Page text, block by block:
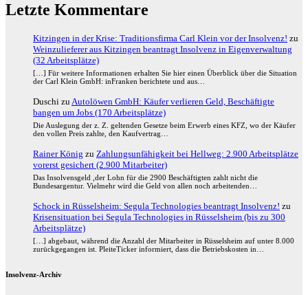
Letzte Kommentare
Kitzingen in der Krise: Traditionsfirma Carl Klein vor der Insolvenz! zu
Weinzulieferer aus Kitzingen beantragt Insolvenz in Eigenverwaltung
(32 Arbeitsplätze)
[…] Für weitere Informationen erhalten Sie hier einen Überblick über die Situation
der Carl Klein GmbH: inFranken berichtete und aus…
Duschi zuAutolöwen GmbH: Käufer verlieren Geld, Beschäftigte
bangen um Jobs (170 Arbeitsplätze)
Die Auslegung der z. Z. geltenden Gesetze beim Erwerb eines KFZ, wo der Käufer
den vollen Preis zahlte, den Kaufvertrag…
Rainer König zu Zahlungsunfähigkeit bei Hellweg: 2.900 Arbeitsplätze
vorerst gesichert (2.900 Mitarbeiter)
Das Insolvensgeld ,der Lohn für die 2900 Beschäftigten zahlt nicht die
Bundesargentur. Vielmehr wird die Geld von allen noch arbeitenden…
Schock in Rüsselsheim: Segula Technologies beantragt Insolvenz! zu
Krisensituation bei Segula Technologies in Rüsselsheim (bis zu 300
Arbeitsplätze)
[…] abgebaut, während die Anzahl der Mitarbeiter in Rüsselsheim auf unter 8.000
zurückgegangen ist. PleiteTicker informiert, dass die Betriebskosten in…
Insolvenz-Archiv